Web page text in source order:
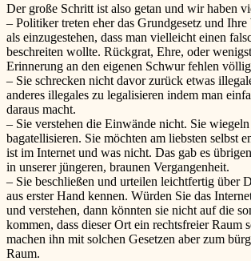
Der große Schritt ist also getan und wir haben
– Politiker treten eher das Grundgesetz und
als einzugestehen, dass man vielleicht einen
beschreiten wollte. Rückgrat, Ehre, oder
Erinnerung an den eigenen Schwur fehlen
– Sie schrecken nicht davor zurück etwas
anderes illegales zu legalisieren indem man
daraus macht.
– Sie verstehen die Einwände nicht. Sie
bagatellisieren. Sie möchten am liebsten selbst
ist im Internet und was nicht. Das gab es
in unserer jüngeren, braunen Vergangenheit.
– Sie beschließen und urteilen leichtfertig über
aus erster Hand kennen. Würden Sie das
und verstehen, dann könnten sie nicht auf die
kommen, dass dieser Ort ein rechtsfreier Raum
machen ihn mit solchen Gesetzen aber zum
Raum.